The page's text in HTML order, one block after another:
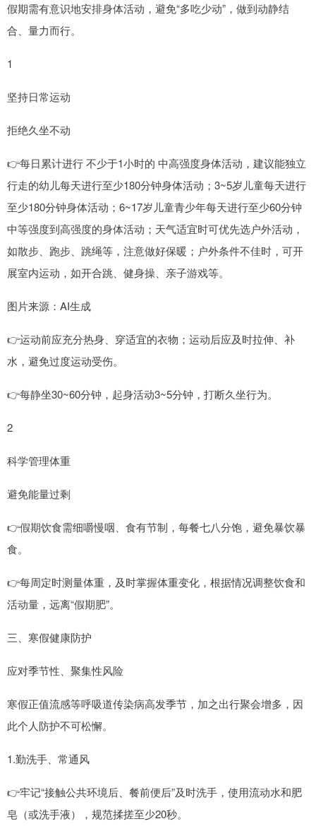
假期需有意识地安排身体活动，避免“多吃少动”，做到动静结
合、量力而行。
1
坚持日常运动
拒绝久坐不动
👉每日累计进行 不少于1小时的 中高强度身体活动，建议能独立
行走的幼儿每天进行至少180分钟身体活动；3~5岁儿童每天进行
至少180分钟身体活动；6~17岁儿童青少年每天进行至少60分钟
中等强度到高强度的身体活动；天气适宜时可优先选户外活动，
如散步、跑步、跳绳等，注意做好保暖；户外条件不佳时，可开
展室内运动，如开合跳、健身操、亲子游戏等。
图片来源：AI生成
👉运动前应充分热身、穿适宜的衣物；运动后应及时拉伸、补
水，避免过度运动受伤。
👉每静坐30~60分钟，起身活动3~5分钟，打断久坐行为。
2
科学管理体重
避免能量过剩
👉假期饮食需细嚼慢咽、食有节制，每餐七八分饱，避免暴饮暴
食。
👉每周定时测量体重，及时掌握体重变化，根据情况调整饮食和
活动量，远离“假期肥”。
三、寒假健康防护
应对季节性、聚集性风险
寒假正值流感等呼吸道传染病高发季节，加之出行聚会增多，因
此个人防护不可松懈。
1.勤洗手、常通风
👉牢记“接触公共环境后、餐前便后”及时洗手，使用流动水和肥
皂（或洗手液），规范揉搓至少20秒。